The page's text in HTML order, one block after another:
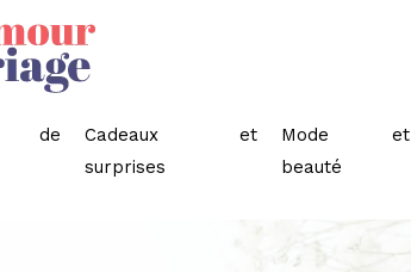
de
Cadeaux et
surprises
Mode et
beauté